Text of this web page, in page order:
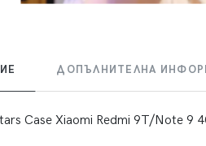
ДОПЪЛНИТЕЛНА
Case Xiaomi Redmi 9T/Note 9